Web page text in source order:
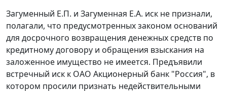
Загуменный Е.П. и Загуменная Е.А. иск не признали,
полагали, что предусмотренных законом оснований
для досрочного возвращения денежных средств по
кредитному договору и обращения взыскания на
заложенное имущество не имеется. Предъявили
встречный иск к ОАО Акционерный банк "Россия", в
котором просили признать недействительными